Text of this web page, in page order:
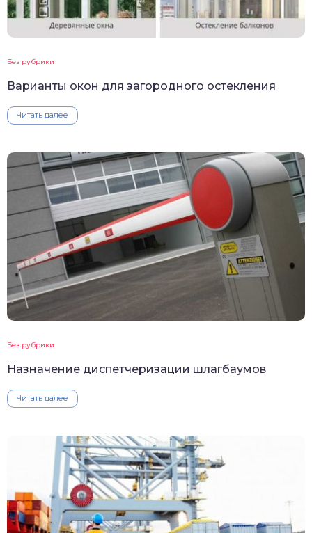
Без рубрики
Варианты окон для загородного остекления
Читать далее
Без рубрики
Назначение диспетчеризации шлагбаумов
Читать далее